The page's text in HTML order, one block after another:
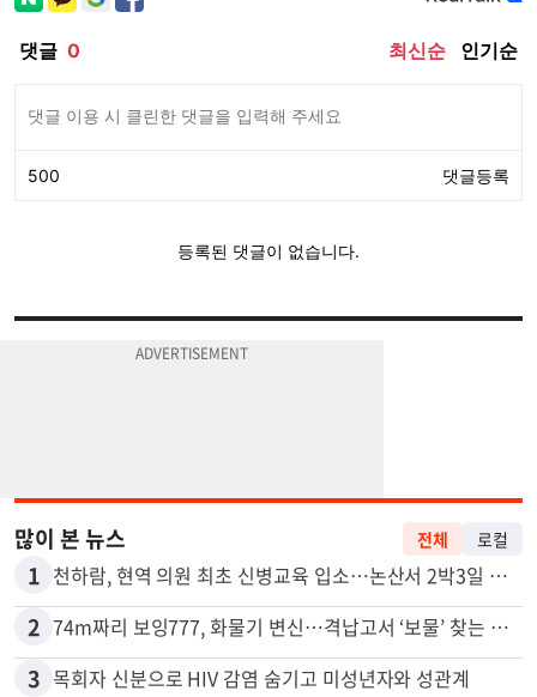
많이 본 뉴스 전체 로컬
1 천하람, 현역 의원 최초 신병교육 입소…논산서 2박3일 생활
2 74m짜리 보잉777, 화물기 변신…격납고서 ‘보물’ 찾는 인천공항
3 목회자 신분으로 HIV 감염 숨기고 미성년자와 성관계